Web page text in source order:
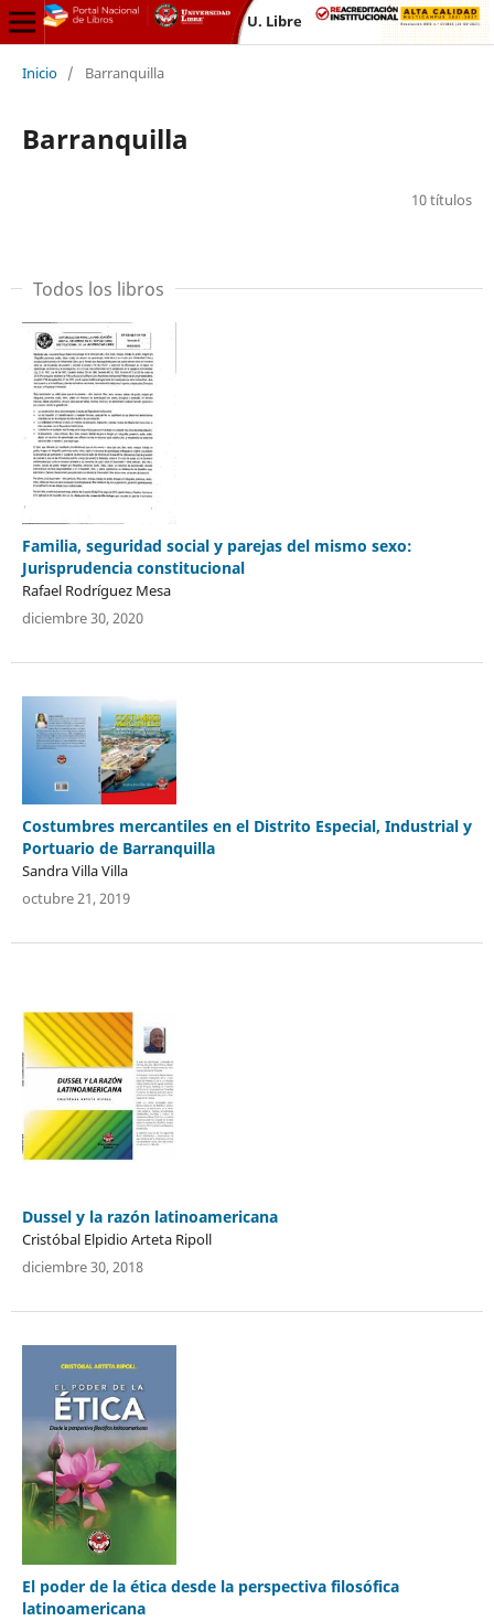
U. Libre
Inicio / Barranquilla
Barranquilla
10 títulos
Todos los libros
Familia, seguridad social y parejas del mismo sexo:
Jurisprudencia constitucional
Rafael Rodríguez Mesa
diciembre 30, 2020
Costumbres mercantiles en el Distrito Especial, Industrial y
Portuario de Barranquilla
Sandra Villa Villa
octubre 21, 2019
Dussel y la razón latinoamericana
Cristóbal Elpidio Arteta Ripoll
diciembre 30, 2018
El poder de la ética desde la perspectiva filosófica
latinoamericana